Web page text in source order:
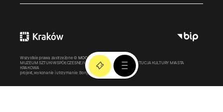
Wszystkie prawa zastrzeżone © MOCAK2011-2026
MUZEUM SZTUKI WSPÓŁCZESNEJ W KRAKOWIE MOCAK – INSTYTUCJA KULTURY MIASTA
KRAKOWA
projekt, wykonanie i utrzymanie: Bonjour.pl